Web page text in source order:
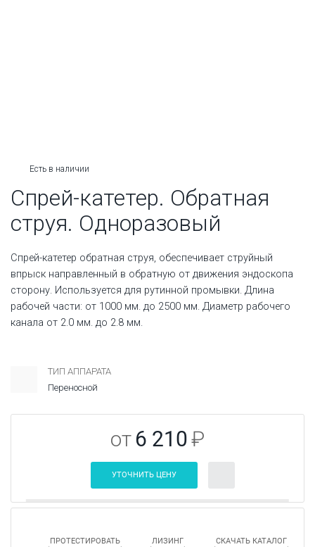
Есть в наличии
Спрей-катетер. Обратная
струя. Одноразовый
Спрей-катетер обратная струя, обеспечивает струйный
впрыск направленный в обратную от движения эндоскопа
сторону. Используется для рутинной промывки. Длина
рабочей части: от 1000 мм. до 2500 мм. Диаметр рабочего
канала от 2.0 мм. до 2.8 мм.
ТИП АППАРАТА
Переносной
от 6 210₽
УТОЧНИТЬ ЦЕНУ
ПРОТЕСТИРОВАТЬ ЛИЗИНГ СКАЧАТЬ КАТАЛОГ